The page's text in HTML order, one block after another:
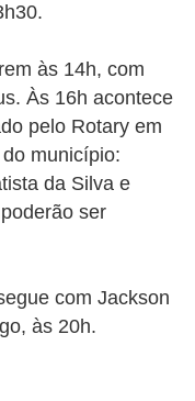
às 14h, com
Às 16h acontece
pelo Rotary em
município:
da Silva e
ser
com Jackson
às 20h.